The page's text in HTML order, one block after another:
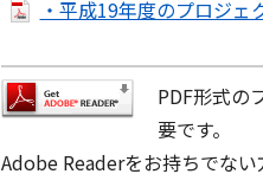
・平成19年度のプロジェ
PDF形式の
要です。
Adobe Readerをお持ちでな